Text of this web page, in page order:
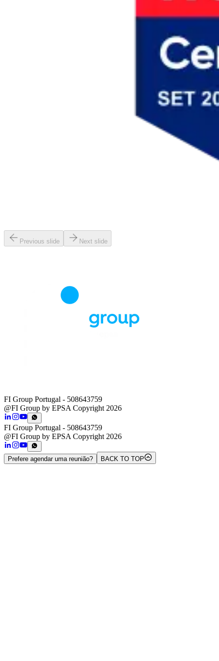
Previous slide Next slide
FI Group Portugal - 508643759
@FI Group by EPSA Copyright 2026
FI Group Portugal - 508643759
@FI Group by EPSA Copyright 2026
Prefere agendar uma reunião? BACK TO TOP